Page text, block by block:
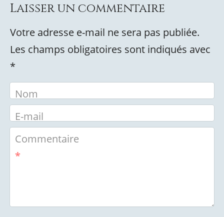
Laisser un commentaire
Votre adresse e-mail ne sera pas publiée.
Les champs obligatoires sont indiqués avec
*
Nom
E-mail
Commentaire
*